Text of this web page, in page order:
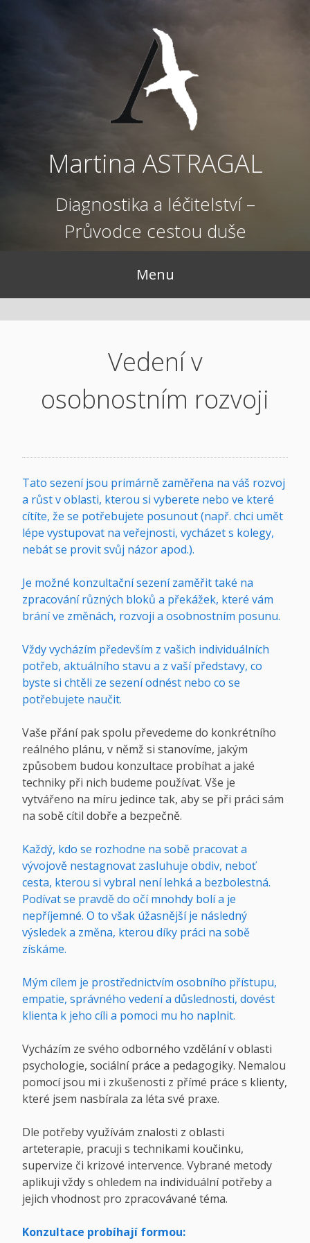
Martina ASTRAGAL
Diagnostika a léčitelství –
Průvodce cestou duše
Menu
Vedení v
osobnostním rozvoji
Tato sezení jsou primárně zaměřena na váš rozvoj
a růst v oblasti, kterou si vyberete nebo ve které
cítíte, že se potřebujete posunout (např. chci umět
lépe vystupovat na veřejnosti, vycházet s kolegy,
nebát se provit svůj názor apod.).
Je možné konzultační sezení zaměřit také na
zpracování různých bloků a překážek, které vám
brání ve změnách, rozvoji a osobnostním posunu.
Vždy vycházím především z vašich individuálních
potřeb, aktuálního stavu a z vaší představy, co
byste si chtěli ze sezení odnést nebo co se
potřebujete naučit.
Vaše přání pak spolu převedeme do konkrétního
reálného plánu, v němž si stanovíme, jakým
způsobem budou konzultace probíhat a jaké
techniky při nich budeme používat. Vše je
vytvářeno na míru jedince tak, aby se při práci sám
na sobě cítil dobře a bezpečně.
Každý, kdo se rozhodne na sobě pracovat a
vývojově nestagnovat zasluhuje obdiv, neboť
cesta, kterou si vybral není lehká a bezbolestná.
Podívat se pravdě do očí mnohdy bolí a je
nepříjemné. O to však úžasnější je následný
výsledek a změna, kterou díky práci na sobě
získáme.
Mým cílem je prostřednictvím osobního přístupu,
empatie, správného vedení a důslednosti, dovést
klienta k jeho cíli a pomoci mu ho naplnit.
Vycházím ze svého odborného vzdělání v oblasti
psychologie, sociální práce a pedagogiky. Nemalou
pomocí jsou mi i zkušenosti z přímé práce s klienty,
které jsem nasbírala za léta své praxe.
Dle potřeby využívám znalosti z oblasti
arteterapie, pracuji s technikami koučinku,
supervize či krizové intervence. Vybrané metody
aplikuji vždy s ohledem na individuální potřeby a
jejich vhodnost pro zpracovávané téma.
Konzultace probíhají formou: